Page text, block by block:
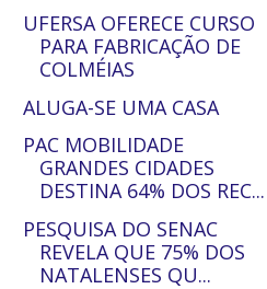
UFERSA OFERECE CURSO
PARA FABRICAÇÃO DE
COLMÉIAS
ALUGA-SE UMA CASA
PAC MOBILIDADE
GRANDES CIDADES
DESTINA 64% DOS REC...
PESQUISA DO SENAC
REVELA QUE 75% DOS
NATALENSES QU...